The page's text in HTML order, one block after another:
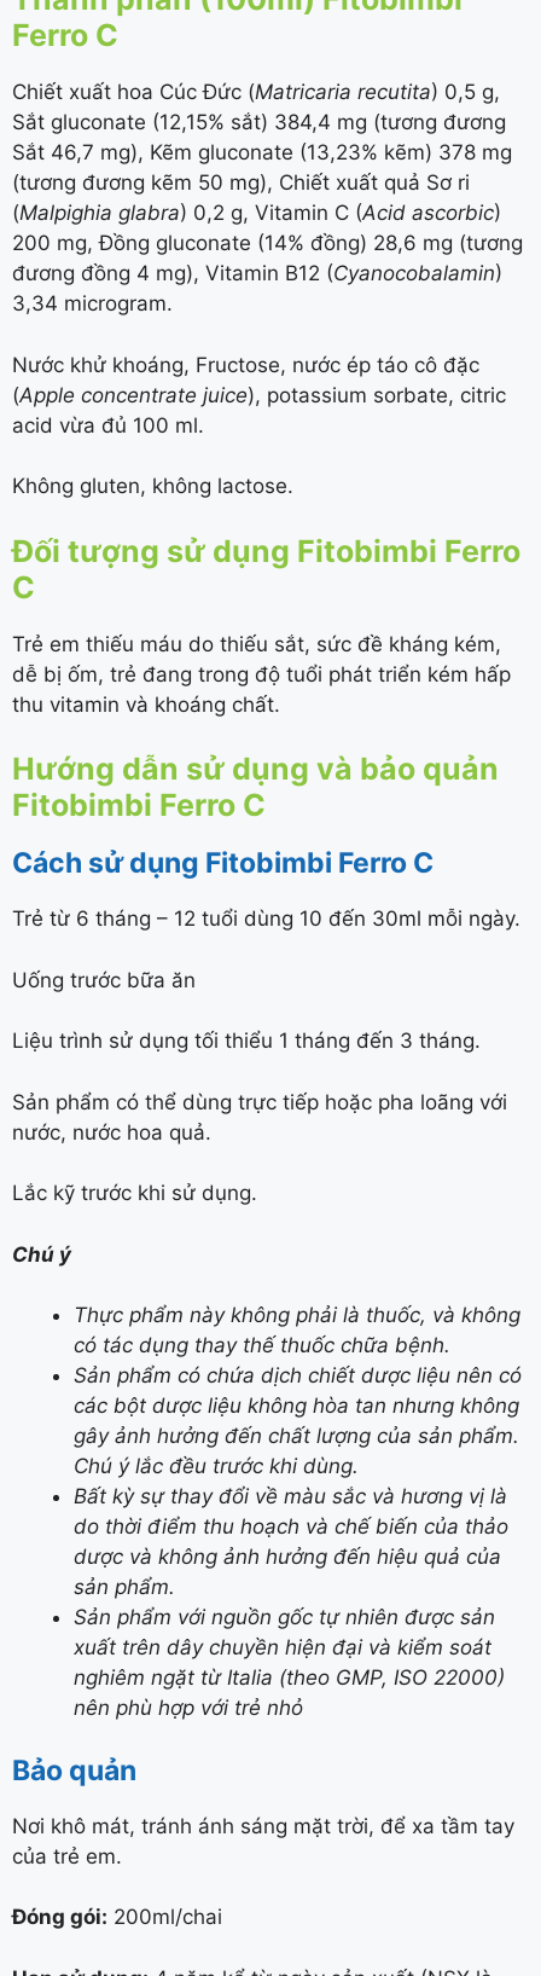
Ferro C
Chiết xuất hoa Cúc Đức (Matricaria recutita) 0,5 g,
Sắt gluconate (12,15% sắt) 384,4 mg (tương đương
Sắt 46,7 mg), Kẽm gluconate (13,23% kẽm) 378 mg
(tương đương kẽm 50 mg), Chiết xuất quả Sơ ri
(Malpighia glabra) 0,2 g, Vitamin C (Acid ascorbic)
200 mg, Đồng gluconate (14% đồng) 28,6 mg (tương
đương đồng 4 mg), Vitamin B12 (Cyanocobalamin)
3,34 microgram.
Nước khử khoáng, Fructose, nước ép táo cô đặc
(Apple concentrate juice), potassium sorbate, citric
acid vừa đủ 100 ml.
Không gluten, không lactose.
Đối tượng sử dụng Fitobimbi Ferro
C
Trẻ em thiếu máu do thiếu sắt, sức đề kháng kém,
dễ bị ốm, trẻ đang trong độ tuổi phát triển kém hấp
thu vitamin và khoáng chất.
Hướng dẫn sử dụng và bảo quản
Fitobimbi Ferro C
Cách sử dụng Fitobimbi Ferro C
Trẻ từ 6 tháng – 12 tuổi dùng 10 đến 30ml mỗi ngày.
Uống trước bữa ăn
Liệu trình sử dụng tối thiểu 1 tháng đến 3 tháng.
Sản phẩm có thể dùng trực tiếp hoặc pha loãng với
nước, nước hoa quả.
Lắc kỹ trước khi sử dụng.
Chú ý
Thực phẩm này không phải là thuốc, và không
có tác dụng thay thế thuốc chữa bệnh.
Sản phẩm có chứa dịch chiết dược liệu nên có
các bột dược liệu không hòa tan nhưng không
gây ảnh hưởng đến chất lượng của sản phẩm.
Chú ý lắc đều trước khi dùng.
Bất kỳ sự thay đổi về màu sắc và hương vị là
do thời điểm thu hoạch và chế biến của thảo
dược và không ảnh hưởng đến hiệu quả của
sản phẩm.
Sản phẩm với nguồn gốc tự nhiên được sản
xuất trên dây chuyền hiện đại và kiểm soát
nghiêm ngặt từ Italia (theo GMP, ISO 22000)
nên phù hợp với trẻ nhỏ
Bảo quản
Nơi khô mát, tránh ánh sáng mặt trời, để xa tầm tay
của trẻ em.
Đóng gói: 200ml/chai